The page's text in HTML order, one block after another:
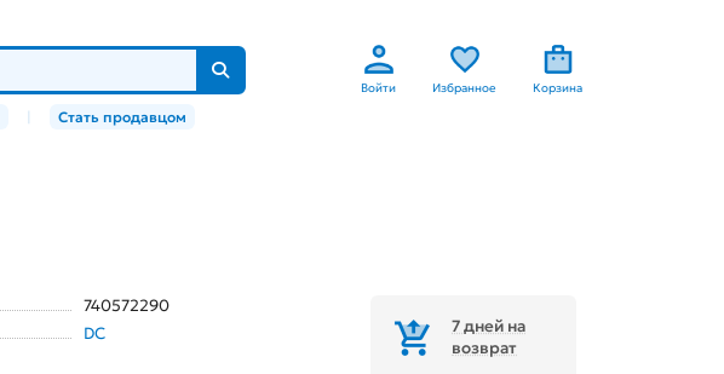
Войти Избранное Корзина
Стать продавцом
740572290
DC
7 дней на
возврат